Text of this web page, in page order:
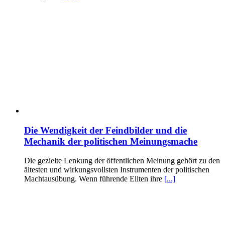
Die Wendigkeit der Feindbilder und die
Mechanik der politischen Meinungsmache
Die gezielte Lenkung der öffentlichen Meinung gehört zu den
ältesten und wirkungsvollsten Instrumenten der politischen
Machtausübung. Wenn führende Eliten ihre [...]